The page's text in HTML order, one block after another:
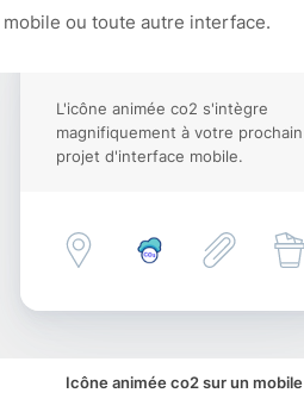
ou toute autre interface.
L'icône animée co2 s'intègre
magnifiquement à votre prochain
projet d'interface mobile.
Icône animée co2 sur un mobile